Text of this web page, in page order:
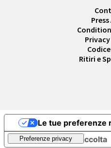
Ritiri e
Informativa sulla raccolta
Le tue preferenze